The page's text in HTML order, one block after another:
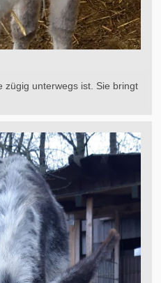
zügig unterwegs ist. Sie bringt